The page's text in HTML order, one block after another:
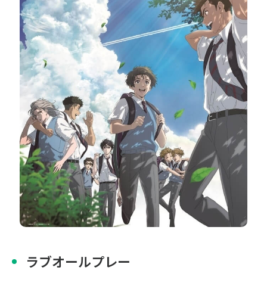
〒104-0061
東京都中央区銀座7丁目13番20号 銀座THビル5F
JP EN
ラブオールプレー